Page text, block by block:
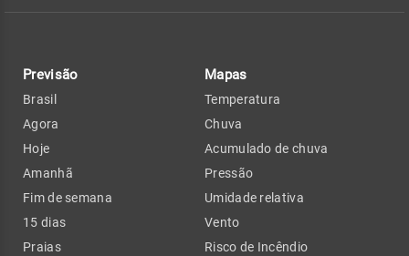
Previsão
Brasil
Agora
Hoje
Amanhã
Fim de semana
15 dias
Praias
Mapas
Temperatura
Chuva
Acumulado de chuva
Pressão
Umidade relativa
Vento
Risco de Incêndio